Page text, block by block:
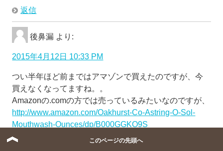
返信
後鼻漏 より:
2015年4月12日 10:33 PM
つい半年ほど前まではアマゾンで買えたのですが、今
買えなくなってますね。。
Amazonの.comの方では売っているみたいなのですが、
http://www.amazon.com/Oakhurst-Co-Astring-O-Sol-
Mouthwash-Ounces/dp/B000GGKQ9S
日本に届けてくれるのか（英語表記の住所が出ている
このページの先頭へ